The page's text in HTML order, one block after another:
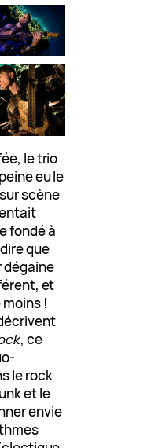
le trio
eu le
scène
fondé à
que
dégaine
et
!
, ce
le rock
et le
envie